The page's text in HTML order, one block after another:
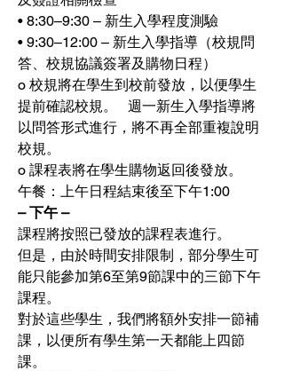
• 8:30–9:30 – 新生入學程度測驗
• 9:30–12:00 – 新生入學指導（校規問
答、校規協議簽署及購物日程）
o 校規將在學生到校前發放，以便學生
提前確認校規。   週一新生入學指導將
以問答形式進行，將不再全部重複說明
校規。
o 課程表將在學生購物返回後發放。
午餐：上午日程結束後至下午1:00
– 下午 –
課程將按照已發放的課程表進行。
但是，由於時間安排限制，部分學生可
能只能參加第6至第9節課中的三節下午
課程。
對於這些學生，我們將額外安排一節補
課，以便所有學生第一天都能上四節
課。